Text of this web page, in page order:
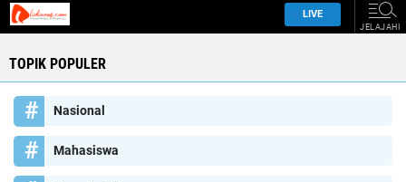
TOPIK POPULER
Nasional
Mahasiswa